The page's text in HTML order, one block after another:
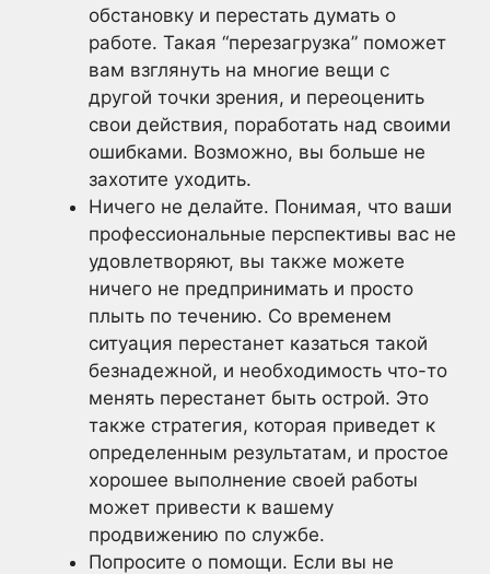
обстановку и перестать думать о
работе. Такая “перезагрузка” поможет
вам взглянуть на многие вещи с
другой точки зрения, и переоценить
свои действия, поработать над своими
ошибками. Возможно, вы больше не
захотите уходить.
Ничего не делайте. Понимая, что ваши
профессиональные перспективы вас не
удовлетворяют, вы также можете
ничего не предпринимать и просто
плыть по течению. Со временем
ситуация перестанет казаться такой
безнадежной, и необходимость что-то
менять перестанет быть острой. Это
также стратегия, которая приведет к
определенным результатам, и простое
хорошее выполнение своей работы
может привести к вашему
продвижению по службе.
Попросите о помощи. Если вы не